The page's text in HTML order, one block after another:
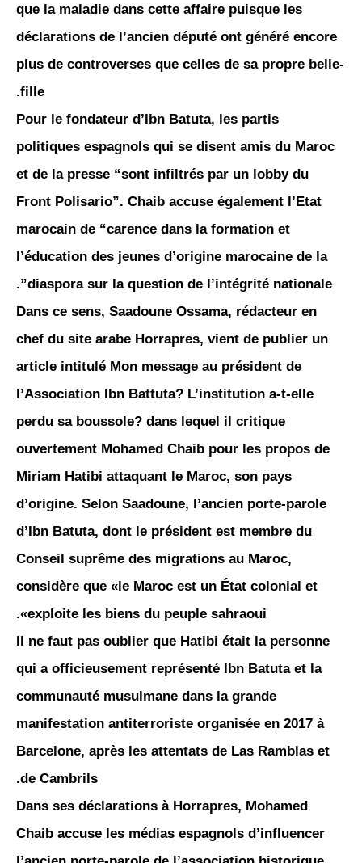
que la maladie dans cette affaire puisque les
déclarations de l’ancien député ont généré encore
plus de controverses que celles de sa propre belle-
fille.
Pour le fondateur d’Ibn Batuta, les partis
politiques espagnols qui se disent amis du Maroc
et de la presse “sont infiltrés par un lobby du
Front Polisario”. Chaib accuse également l’Etat
marocain de “carence dans la formation et
l’éducation des jeunes d’origine marocaine de la
diaspora sur la question de l’intégrité nationale”.
Dans ce sens, Saadoune Ossama, rédacteur en
chef du site arabe Horrapres, vient de publier un
article intitulé Mon message au président de
l’Association Ibn Battuta? L’institution a-t-elle
perdu sa boussole? dans lequel il critique
ouvertement Mohamed Chaib pour les propos de
Miriam Hatibi attaquant le Maroc, son pays
d’origine. Selon Saadoune, l’ancien porte-parole
d’Ibn Batuta, dont le président est membre du
Conseil suprême des migrations au Maroc,
considère que «le Maroc est un État colonial et
exploite les biens du peuple sahraoui».
Il ne faut pas oublier que Hatibi était la personne
qui a officieusement représenté Ibn Batuta et la
communauté musulmane dans la grande
manifestation antiterroriste organisée en 2017 à
Barcelone, après les attentats de Las Ramblas et
de Cambrils.
Dans ses déclarations à Horrapres, Mohamed
Chaib accuse les médias espagnols d’influencer